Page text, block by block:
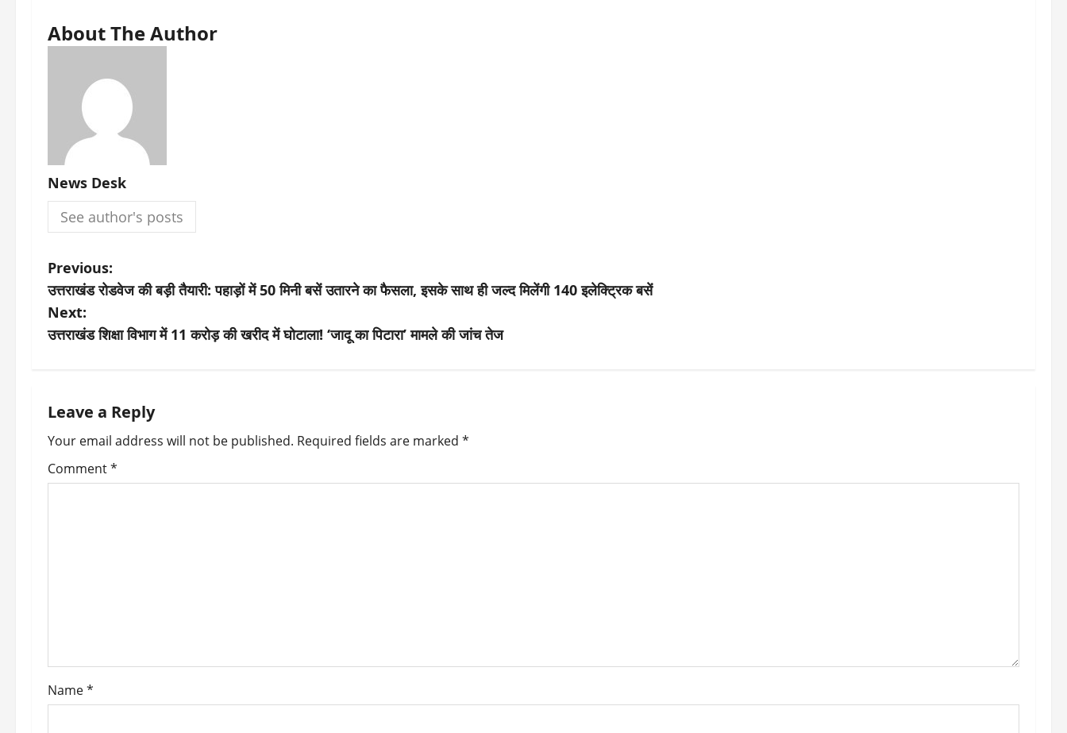
About The Author
News Desk
See author's posts
P
o
s
n
a
v
o
n
Previous:
उत्तराखंड रोडवेज की बड़ी तैयारी: पहाड़ों में 50 मिनी बसें उतारने का फैसला, इसके साथ ही जल्द मिलेंगी 140 इलेक्ट्रिक बसें
Next:
उत्तराखंड शिक्षा विभाग में 11 करोड़ की खरीद में घोटाला! ‘जादू का पिटारा’ मामले की जांच तेज
Leave a Reply
Your email address will not be published. Required fields are marked *
Comment*
Name*